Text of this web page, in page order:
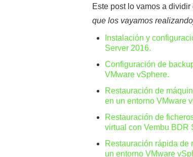
Este post lo vamos a dividir
que los vayamos
Instalación y
Server 2016.
Configuración de
VMware vSphere.
Restauración de
en un entorno VMware
Restauración de
virtual con Vembu BDR
Restauración rápida de
un entorno VMware